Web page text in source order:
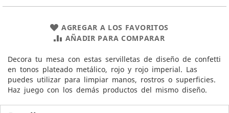
AGREGAR A LOS FAVORITOS
AÑADIR PARA COMPARAR
Decora tu mesa con estas servilletas de diseño de confetti
en tonos plateado metálico, rojo y rojo imperial. Las
puedes utilizar para limpiar manos, rostros o superficies.
Haz juego con los demás productos del mismo diseño.